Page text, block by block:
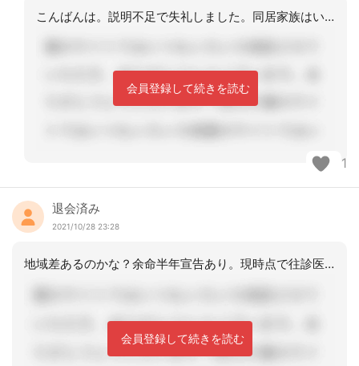
こんばんは。説明不足で失礼しました。同居家族はいますが、其々に夜勤と日勤で仕事を
会員登録して続きを読む
1
退会済み
2021/10/28 23:28
地域差あるのかな？余命半年宣告あり。現時点で往診医なし。って事ですよね？何かあれ
会員登録して続きを読む